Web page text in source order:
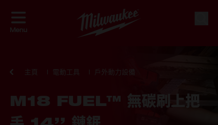
Menu
主頁 電動工具 戶外動力設備
M18 FUEL™ 無碳刷上把